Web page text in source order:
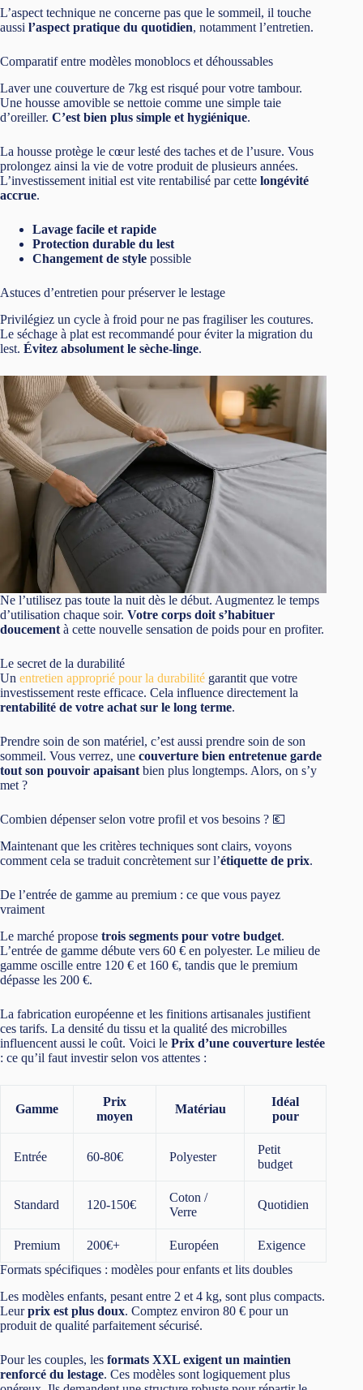
L’aspect technique ne concerne pas que le sommeil, il touche
aussi l’aspect pratique du quotidien, notamment l’entretien.
Comparatif entre modèles monoblocs et déhoussables
Laver une couverture de 7kg est risqué pour votre tambour.
Une housse amovible se nettoie comme une simple taie
d’oreiller. C’est bien plus simple et hygiénique.
La housse protège le cœur lesté des taches et de l’usure. Vous
prolongez ainsi la vie de votre produit de plusieurs années.
L’investissement initial est vite rentabilisé par cette longévité
accrue.
Lavage facile et rapide
Protection durable du lest
Changement de style possible
Astuces d’entretien pour préserver le lestage
Privilégiez un cycle à froid pour ne pas fragiliser les coutures.
Le séchage à plat est recommandé pour éviter la migration du
lest. Évitez absolument le sèche-linge.
Ne l’utilisez pas toute la nuit dès le début. Augmentez le temps
d’utilisation chaque soir. Votre corps doit s’habituer
doucementà cette nouvelle sensation de poids pour en profiter.
Le secret de la durabilité
Un entretien approprié pour la durabilité garantit que votre
investissement reste efficace. Cela influence directement la
rentabilité de votre achat sur le long terme.
Prendre soin de son matériel, c’est aussi prendre soin de son
sommeil. Vous verrez, une couverture bien entretenue garde
tout son pouvoir apaisantbien plus longtemps. Alors, on s’y
met ?
Combien dépenser selon votre profil et vos besoins ? 💶
Maintenant que les critères techniques sont clairs, voyons
comment cela se traduit concrètement sur l’étiquette de prix.
De l’entrée de gamme au premium : ce que vous payez
vraiment
Le marché propose trois segments pour votre budget.
L’entrée de gamme débute vers 60 € en polyester. Le milieu de
gamme oscille entre 120 € et 160 €, tandis que le premium
dépasse les 200 €.
La fabrication européenne et les finitions artisanales justifient
ces tarifs. La densité du tissu et la qualité des microbilles
influencent aussi le coût. Voici le Prix d’une couverture lestée
: ce qu’il faut investir selon vos attentes :
Gamme
Prix
moyen
Matériau
Idéal
pour
Entrée 60-80€ Polyester
Petit
budget
Standard 120-150€
Coton /
Verre
Quotidien
Premium 200€+ Européen
Exigence
Formats spécifiques : modèles pour enfants et lits doubles
Les modèles enfants, pesant entre 2 et 4 kg, sont plus compacts.
Leurprix est plus doux. Comptez environ 80 € pour un
produit de qualité parfaitement sécurisé.
Pour les couples, les formats XXL exigent un maintien
renforcé du lestage. Ces modèles sont logiquement plus